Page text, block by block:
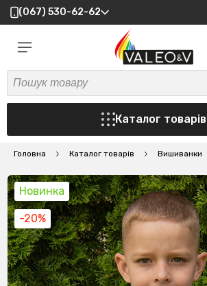
(067) 530-62-62
Каталог товарів
Головна Каталог товарів Вишиванки
Новинка
-20%